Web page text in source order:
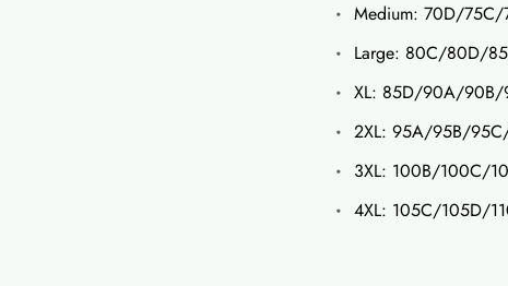
Medium: 70D/
Large: 80C/80D/
XL: 85D/90A/
2XL: 95A/95B/
3XL: 100B/100C/
4XL: 105C/105D/